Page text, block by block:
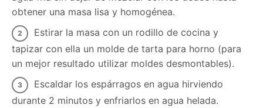
obtener una masa lisa y homogénea.
Estirar la masa con un rodillo de cocina y
tapizar con ella un molde de tarta para horno (para
un mejor resultado utilizar moldes desmontables).
Escaldar los espárragos en agua hirviendo
durante 2 minutos y enfriarlos en agua helada.